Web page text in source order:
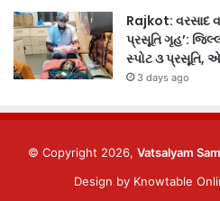
Rajkot: વરસાદ
પ્રસૂતિ ગૃહ’:
સ્પોટ ૩ પ્રસૂતિ,
3 days ago
© Copyright 2026, Vatsalyam
Design by Knowtable